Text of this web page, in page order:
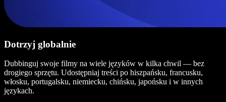
Dotrzyj globalnie
Dubbinguj swoje filmy na wiele języków w kilka chwil — bez
drogiego sprzętu. Udostępniaj treści po hiszpańsku, francusku,
włosku, portugalsku, niemiecku, chińsku, japońsku i w innych
językach.